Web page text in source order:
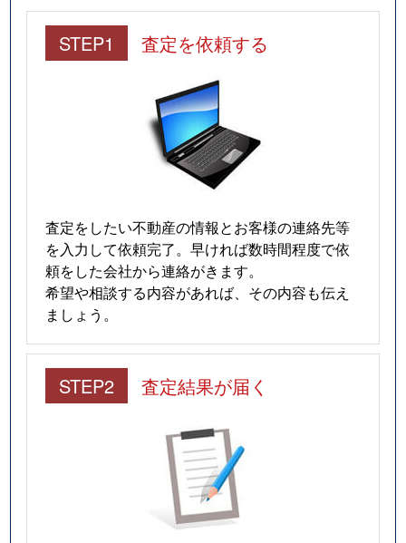
STEP1 査定を依頼する
査定をしたい不動産の情報とお客様の連絡先等
を入力して依頼完了。早ければ数時間程度で依
頼をした会社から連絡がきます。
希望や相談する内容があれば、その内容も伝え
ましょう。
STEP2 査定結果が届く